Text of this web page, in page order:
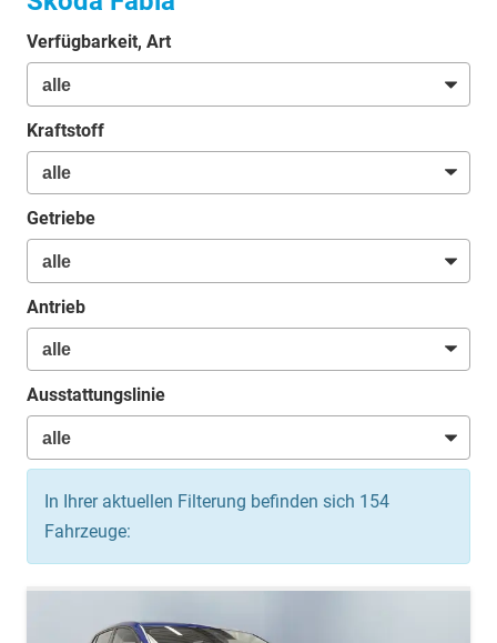
Verfügbarkeit, Art
Kraftstoff
Getriebe
Antrieb
Ausstattungslinie
In Ihrer aktuellen Filterung befinden sich 154
Fahrzeuge: